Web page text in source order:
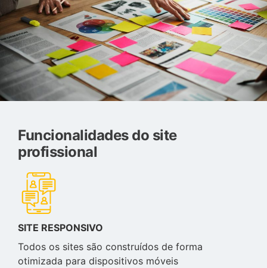
Funcionalidades do site
profissional
SITE RESPONSIVO
Todos os sites são construídos de forma
otimizada para dispositivos móveis